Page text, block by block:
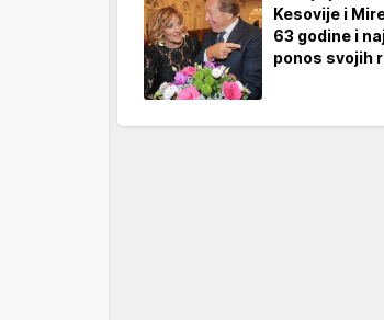
Kesovije i
63 godine i
ponos svojih